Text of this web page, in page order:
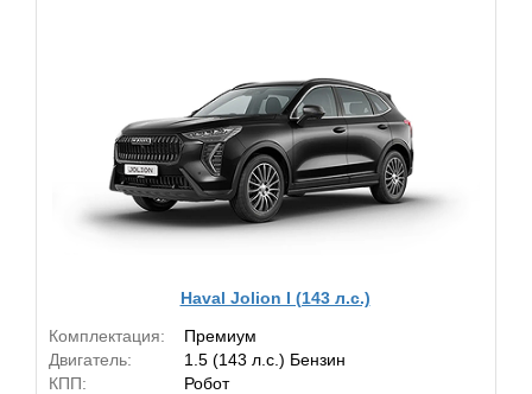
Haval Jolion I (143 л.с.)
Комплектация:
Премиум
Двигатель:
1.5 (143 л.с.) Бензин
КПП:
Робот